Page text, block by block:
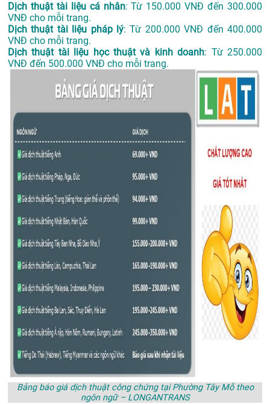
Dịch thuật tài liệu cá nhân: Từ 150.000 VNĐ đến 300.000
VNĐ cho mỗi trang.
Dịch thuật tài liệu pháp lý: Từ 200.000 VNĐ đến 400.000
VNĐ cho mỗi trang.
Dịch thuật tài liệu học thuật và kinh doanh: Từ 250.000
VNĐ đến 500.000 VNĐ cho mỗi trang.
Bảng báo giá dịch thuật công chứng tại Phường Tây Mỗ theo
ngôn ngữ – LONGANTRANS